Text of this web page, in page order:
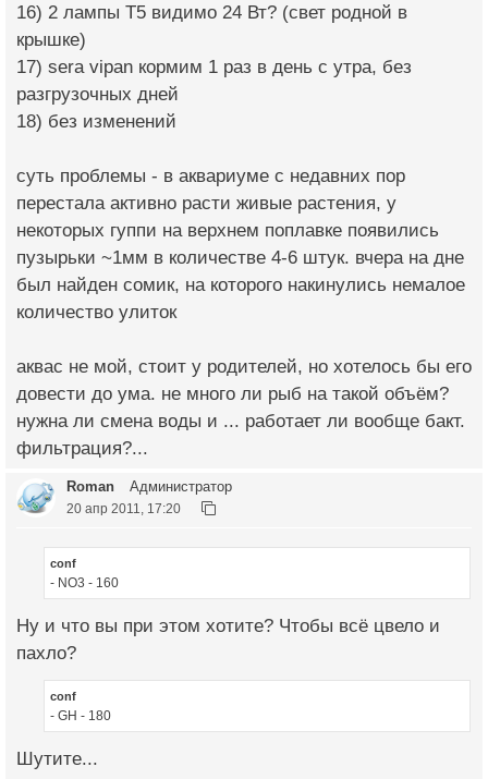
16) 2 лампы Т5 видимо 24 Вт? (свет родной в
крышке)
17) sera vipan кормим 1 раз в день с утра, без
разгрузочных дней
18) без изменений
суть проблемы - в аквариуме с недавних пор
перестала активно расти живые растения, у
некоторых гуппи на верхнем поплавке появились
пузырьки ~1мм в количестве 4-6 штук. вчера на дне
был найден сомик, на которого накинулись немалое
количество улиток
аквас не мой, стоит у родителей, но хотелось бы его
довести до ума. не много ли рыб на такой объём?
нужна ли смена воды и ... работает ли вообще бакт.
фильтрация?...
Roman Администратор
20 апр 2011, 17:20
conf
- NO3 - 160
Ну и что вы при этом хотите? Чтобы всё цвело и
пахло?
conf
- GH - 180
Шутите...